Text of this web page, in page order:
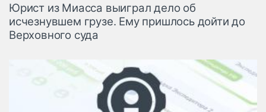
Юрист из Миасса выиграл дело об
исчезнувшем грузе. Ему пришлось дойти до
Верховного суда